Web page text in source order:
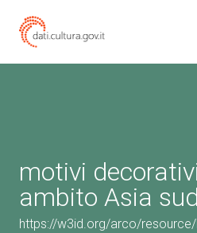
motivi
ambito Asia
https://w3id.org/arco/